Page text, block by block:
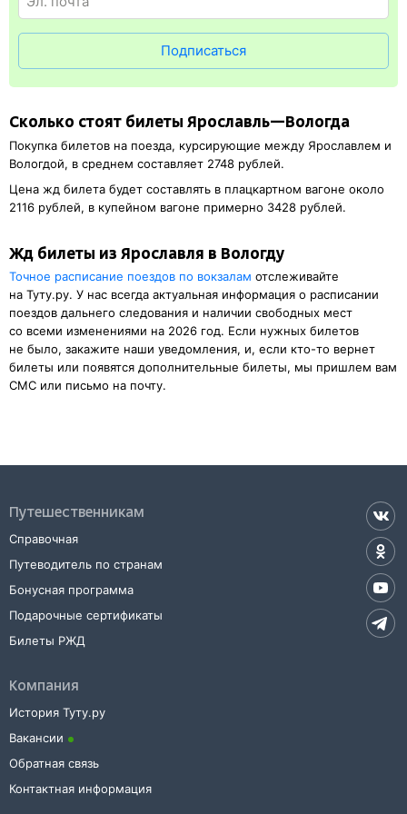
и распечатка посадочного купона.
Подписаться
Сколько стоят билеты Ярославль—Вологда
Покупка билетов на поезда, курсирующие между Ярославлем и
Вологдой, в среднем составляет 2748 рублей.
Цена жд билета будет составлять в плацкартном вагоне около
2116 рублей, в купейном вагоне примерно 3428 рублей.
Жд билеты из Ярославля в Вологду
Точное расписание поездов по вокзалам отслеживайте
на Туту.ру. У нас всегда актуальная информация о расписании
поездов дальнего следования и наличии свободных мест
со всеми изменениями на 2026 год. Если нужных билетов
не было, закажите наши уведомления, и, если кто-то вернет
билеты или появятся дополнительные билеты, мы пришлем вам
СМС или письмо на почту.
Путешественникам
Справочная
Путеводитель по странам
Бонусная программа
Подарочные сертификаты
Билеты РЖД
Компания
История Туту.ру
Вакансии
Обратная связь
Контактная информация